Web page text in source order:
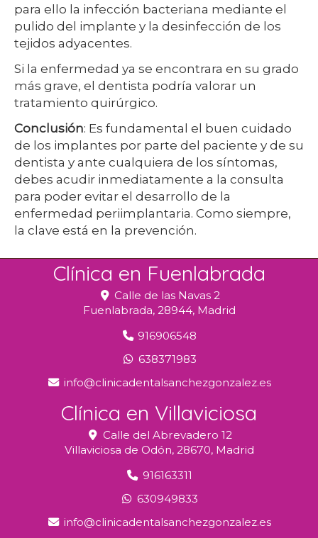
para ello la infección bacteriana mediante el
pulido del implante y la desinfección de los
tejidos adyacentes.
Si la enfermedad ya se encontrara en su grado
más grave, el dentista podría valorar un
tratamiento quirúrgico.
Conclusión: Es fundamental el buen cuidado
de los implantes por parte del paciente y de su
dentista y ante cualquiera de los síntomas,
debes acudir inmediatamente a la consulta
para poder evitar el desarrollo de la
enfermedad periimplantaria. Como siempre,
la clave está en la prevención.
Clínica en Fuenlabrada
Calle de las Navas 2
Fuenlabrada, 28944, Madrid
916906548
638371983
info
clinicadentalsanchezgonzalez.es
Clínica en Villaviciosa
Calle del Abrevadero 12
Villaviciosa de Odón, 28670, Madrid
916163311
630949833
info
clinicadentalsanchezgonzalez.es